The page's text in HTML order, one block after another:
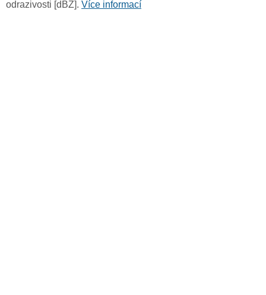
odrazivosti [dBZ]. Více informací